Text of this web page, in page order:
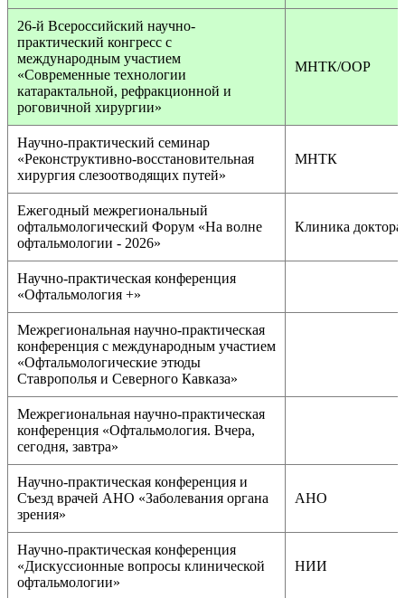
26-й Всероссийский научно-
практический конгресс с
международным участием
«Современные технологии
катарактальной, рефракционной и
роговичной хирургии»
МНТК/ООР
Научно-практический семинар
«Реконструктивно-восстановительная
хирургия слезоотводящих путей»
МНТК
Ежегодный межрегиональный
офтальмологический Форум «На волне
офтальмологии - 2026»
Клиника
Научно-практическая конференция
«Офтальмология +»
Межрегиональная научно-практическая
конференция с международным участием
«Офтальмологические этюды
Ставрополья и Северного Кавказа»
Межрегиональная научно-практическая
конференция «Офтальмология. Вчера,
сегодня, завтра»
Научно-практическая конференция и
Съезд врачей АНО «Заболевания органа
зрения»
АНО
Научно-практическая конференция
«Дискуссионные вопросы клинической
офтальмологии»
НИИ